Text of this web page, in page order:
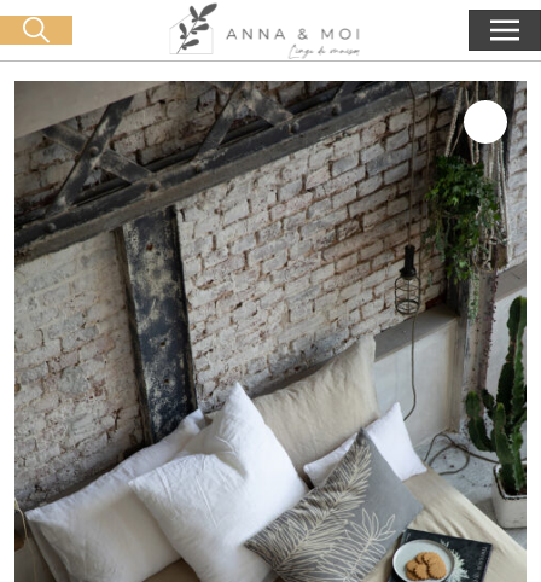
Consegna gratuita a partire da 60€ di acquisto 0,00€
Lancia la ricerca